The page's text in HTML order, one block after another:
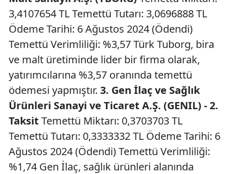
3,4107654 TL Temettü Tutarı: 3,0696888 TL
Ödeme Tarihi: 6 Ağustos 2024 (Ödendi)
Temettü Verimliliği: %3,57 Türk Tuborg, bira
ve malt üretiminde lider bir firma olarak,
yatırımcılarına %3,57 oranında temettü
ödemesi yapmıştır. 3. Gen İlaç ve Sağlık
Ürünleri Sanayi ve Ticaret A.Ş. (GENIL) - 2.
Taksit Temettü Miktarı: 0,3703703 TL
Temettü Tutarı: 0,3333332 TL Ödeme Tarihi: 6
Ağustos 2024 (Ödendi) Temettü Verimliliği:
%1,74 Gen İlaç, sağlık ürünleri alanında